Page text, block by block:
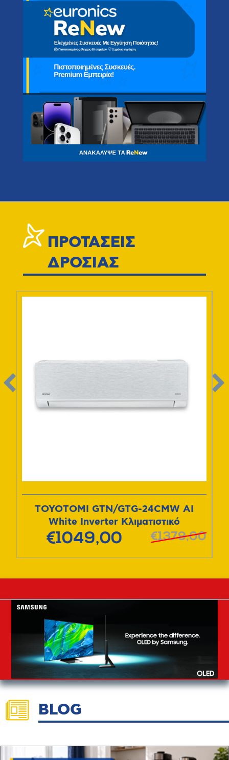
ΠΡΟΤΑΣΕΙΣ
ΔΡΟΣΙΑΣ
TOYOTOMI GTN/GTG-24CMW AI
White Inverter Κλιματιστικό
€1049,00 €1379,00
BLOG